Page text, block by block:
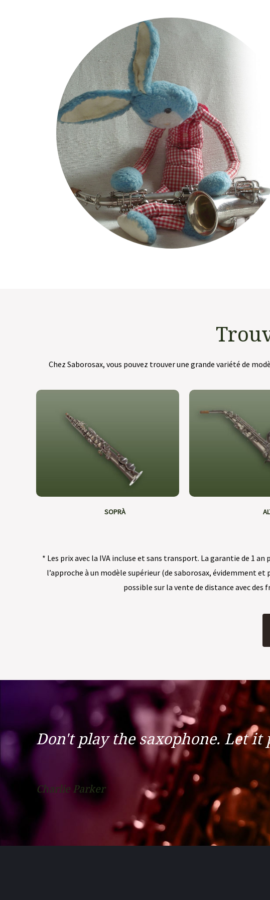
Chez Saborosax, vous pouvez trouver une grande variété de
SOPRÀ
* Les prix avec la IVA incluse et sans transport. La garantie de 1
l’approche à un modèle supérieur (de saborosax, évidemment
possible sur la vente de distance avec
Don't play the saxophone. Let it
Charlie Parker